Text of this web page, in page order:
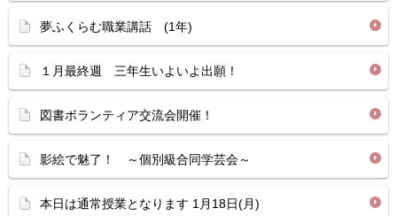
夢ふくらむ職業講話 (1年)
１月最終週 三年生いよいよ出願！
図書ボランティア交流会開催！
影絵で魅了！ ～個別級合同学芸会～
本日は通常授業となります 1月18日(月)